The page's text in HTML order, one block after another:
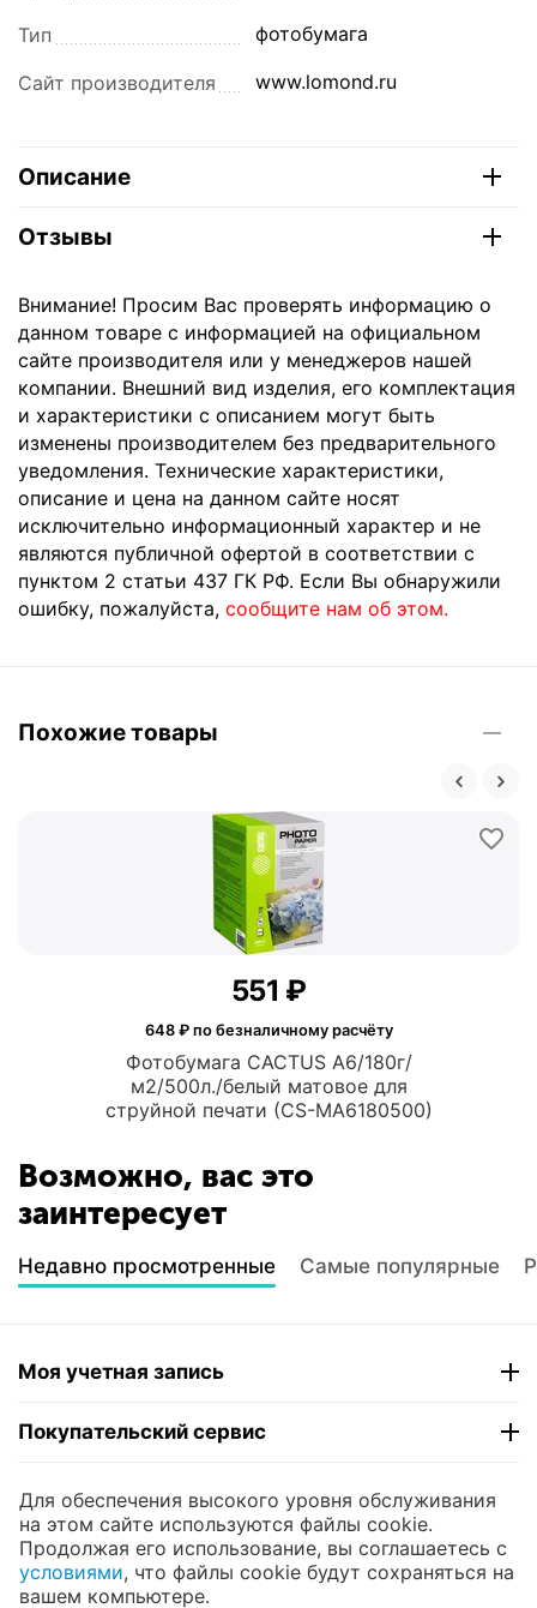
Тип фотобумага
Сайт производителя www.lomond.ru
Описание
Отзывы
Внимание! Просим Вас проверять информацию о
данном товаре с информацией на официальном
сайте производителя или у менеджеров нашей
компании. Внешний вид изделия, его комплектация
и характеристики с описанием могут быть
изменены производителем без предварительного
уведомления. Технические характеристики,
описание и цена на данном сайте носят
исключительно информационный характер и не
являются публичной офертой в соответствии с
пунктом 2 статьи 437 ГК РФ. Если Вы обнаружили
ошибку, пожалуйста, сообщите нам об этом.
Похожие товары
Фотобумага CACTUS A6/180г/
м2/500л./белый матовое для
струйной печати (CS-MA6180500)
‍551‍ ₽
648₽ по безналичному расчёту
Возможно, вас это
заинтересует
Недавно просмотренные Самые популярные
Моя учетная запись
Покупательский сервис
Контакты
© 2004 - 2026 ЮНИКОМП. На базе CS-Cartи
премиум темы —© AB: UniTheme2
Для обеспечения высокого уровня обслуживания
на этом сайте используются файлы cookie.
Продолжая его использование, вы соглашаетесь с
условиями, что файлы cookie будут сохраняться на
вашем компьютере.